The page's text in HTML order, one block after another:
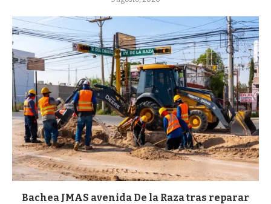
Bachea JMAS avenida De la Raza tras reparar